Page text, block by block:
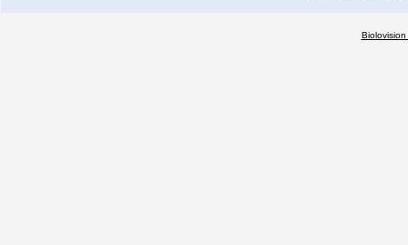
Biolovision